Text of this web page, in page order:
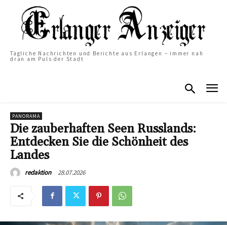
Tägliche Nachrichten und Berichte aus Erlangen – immer nah
dran am Puls der Stadt
PANORAMA
Die zauberhaften Seen Russlands:
Entdecken Sie die Schönheit des
Landes
redaktion 28.07.2026